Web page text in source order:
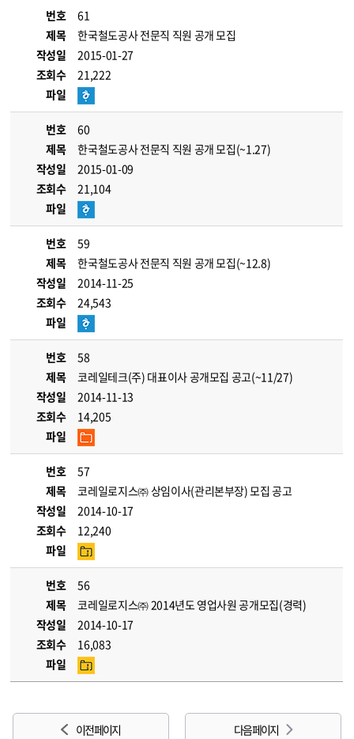
번호
61
제목
한국철도공사 전문직 직원 공개 모집
작성일
2015-01-27
조회수
21,222
파일
번호
60
제목
한국철도공사 전문직 직원 공개 모집(~1.27)
작성일
2015-01-09
조회수
21,104
파일
번호
59
제목
한국철도공사 전문직 직원 공개 모집(~12.8)
작성일
2014-11-25
조회수
24,543
파일
번호
58
제목
코레일테크(주) 대표이사 공개모집 공고(~11/27)
작성일
2014-11-13
조회수
14,205
파일
번호
57
제목
코레일로지스㈜ 상임이사(관리본부장) 모집 공고
작성일
2014-10-17
조회수
12,240
파일
번호
56
제목
코레일로지스㈜ 2014년도 영업사원 공개모집(경력)
작성일
2014-10-17
조회수
16,083
파일
이전 페이지 다음 페이지